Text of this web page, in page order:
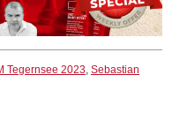
Tegernsee 2023, Sebastian